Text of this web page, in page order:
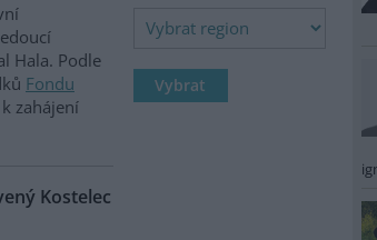
Hala. Podle
Fondu
zahájení
Kostelec